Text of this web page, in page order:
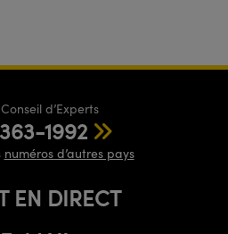
d’Experts
1992
numéros d’autres pays
EN DIRECT